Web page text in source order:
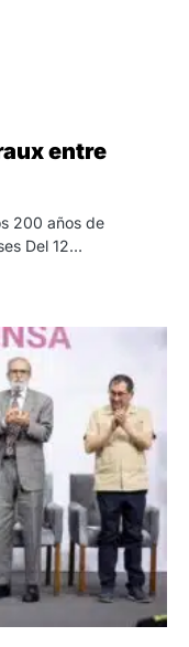
entre
200 años de
Del 12…